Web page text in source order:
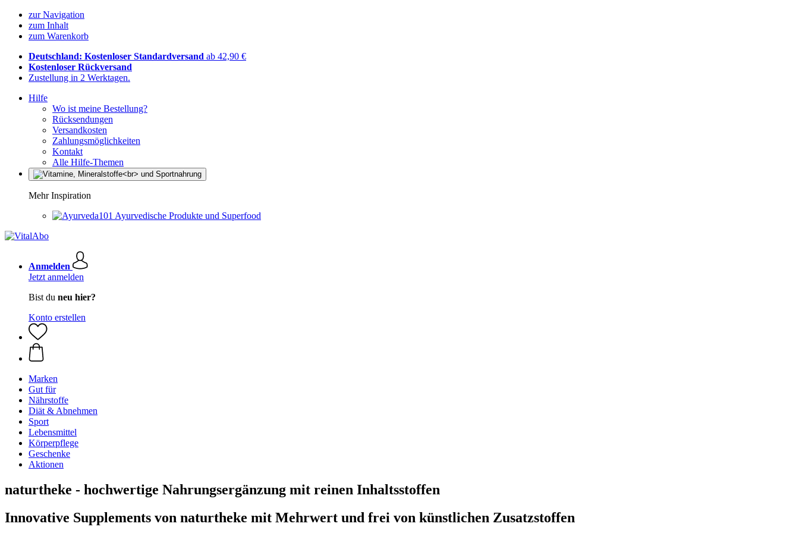
zur Navigation
zum Inhalt
zum Warenkorb
Deutschland: Kostenloser Standardversand ab 42,90 €
Kostenloser Rückversand
Zustellung in 2 Werktagen.
Hilfe
Wo ist meine Bestellung?
Rücksendungen
Versandkosten
Zahlungsmöglichkeiten
Kontakt
Alle Hilfe-Themen
Mehr Inspiration
Ayurvedische Produkte und Superfood
Anmelden
Jetzt anmelden
Bist du neu hier?
Konto erstellen
Marken
Gut für
Nährstoffe
Diät & Abnehmen
Sport
Lebensmittel
Körperpflege
Geschenke
Aktionen
naturtheke - hochwertige Nahrungsergänzung mit reinen Inhaltsstoffen
Innovative Supplements von naturtheke mit Mehrwert und frei von künstlichen Zusatzstoffen